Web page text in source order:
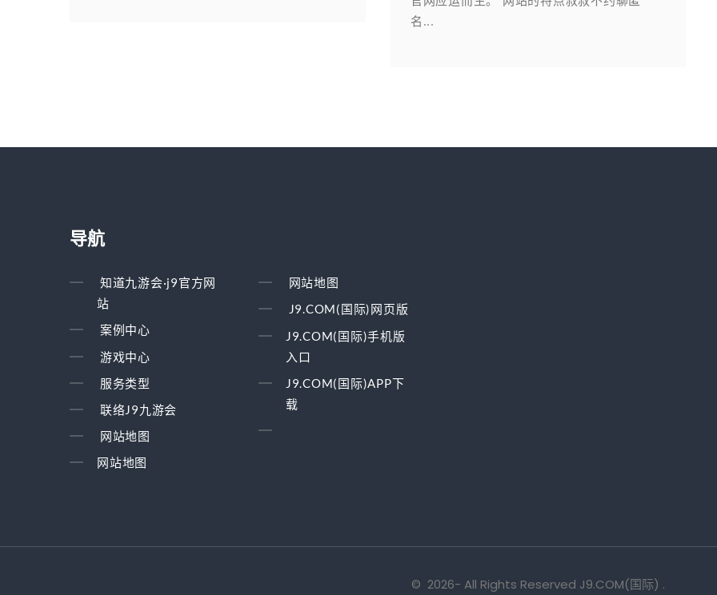
名...
导航
知道九游会·j9官方网
站
案例中心
游戏中心
服务类型
联络J9九游会
网站地图
网站地图
网站地图
J9.COM(国际)网页版
J9.COM(国际)手机版
入口
J9.COM(国际)APP下
载
© 2026- All Rights Reserved J9.COM(国际) .